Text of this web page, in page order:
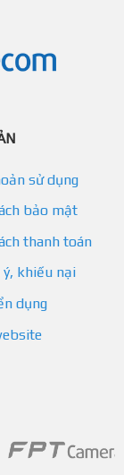
sử dụng
bảo mật
thanh toán
ý, khiếu nại
dụng